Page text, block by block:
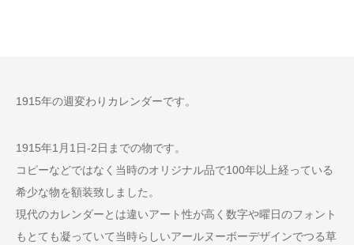
1915年の週変わりカレンダーです。
1915年1月1日-2日までの物です。
コピーなどではなく当時のオリジナル品で100年以上経っている
希少な物を額装致しました。
現代のカレンダーとは違いアート性が高く数字や曜日のフォント
もとても凝っていて当時らしいアールヌーボーデザインでつる草